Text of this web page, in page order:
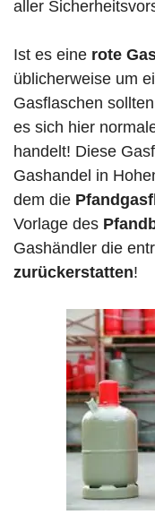
aller
Ist es eine rote
üblicherweise um
Gasflaschen
es sich hier
handelt! Diese
Gashandel in
dem die
Vorlage des
Gashändler die
zurückerstatten!